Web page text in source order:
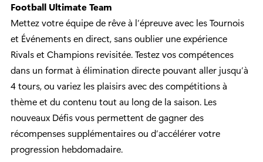
Football Ultimate Team
Mettez votre équipe de rêve à l’épreuve avec les Tournois
et Événements en direct, sans oublier une expérience
Rivals et Champions revisitée. Testez vos compétences
dans un format à élimination directe pouvant aller jusqu’à
4 tours, ou variez les plaisirs avec des compétitions à
thème et du contenu tout au long de la saison. Les
nouveaux Défis vous permettent de gagner des
récompenses supplémentaires ou d’accélérer votre
progression hebdomadaire.